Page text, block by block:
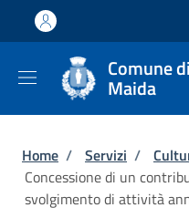
Salta al contenuto principale
Skip to footer content
Comune
Maida
Briciole di
Home / Servizi /
Concessione di un
svolgimento di attività